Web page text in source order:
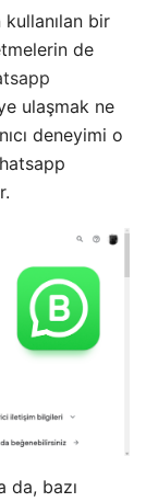
bir
de
ulaşmak ne
deneyimi o
da, bazı